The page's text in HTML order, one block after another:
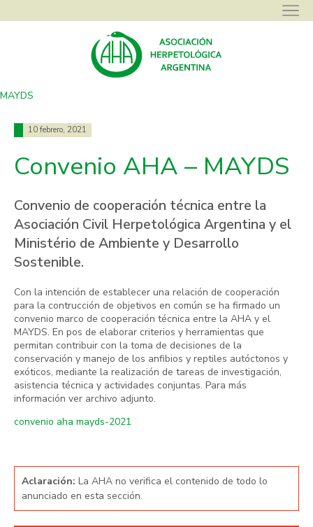
Asociación Herpetológica Argentina
MAYDS
10 febrero, 2021
Convenio AHA – MAYDS
Convenio de cooperación técnica entre la
Asociación Civil Herpetológica Argentina y el
Ministério de Ambiente y Desarrollo
Sostenible.
Con la intención de establecer una relación de cooperación
para la contrucción de objetivos en común se ha firmado un
convenio marco de cooperación técnica entre la AHA y el
MAYDS. En pos de elaborar criterios y herramientas que
permitan contribuir con la toma de decisiones de la
conservación y manejo de los anfibios y reptiles autóctonos y
exóticos, mediante la realización de tareas de investigación,
asistencia técnica y actividades conjuntas. Para más
información ver archivo adjunto.
convenio aha mayds-2021
Aclaración: La AHA no verifica el contenido de todo lo
anunciado en esta sección.